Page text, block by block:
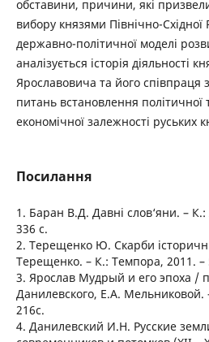
обставини, причини, які
вибору князями Північно-Східної
державно-політичної моделі
аналізується історія діяльності
Ярославовича та його співпраця
питань встановлення політичної
економічної залежності руських
Посилання
1. Баран В.Д. Давні слов‘яни. –
336 с.
2. Терещенко Ю. Скарби
Терещенко. – К.: Темпора, 2011. –
3. Ярослав Мудрый и его эпоха /
Данилевского, Е.А.
216с.
4. Данилевский И.Н. Русские